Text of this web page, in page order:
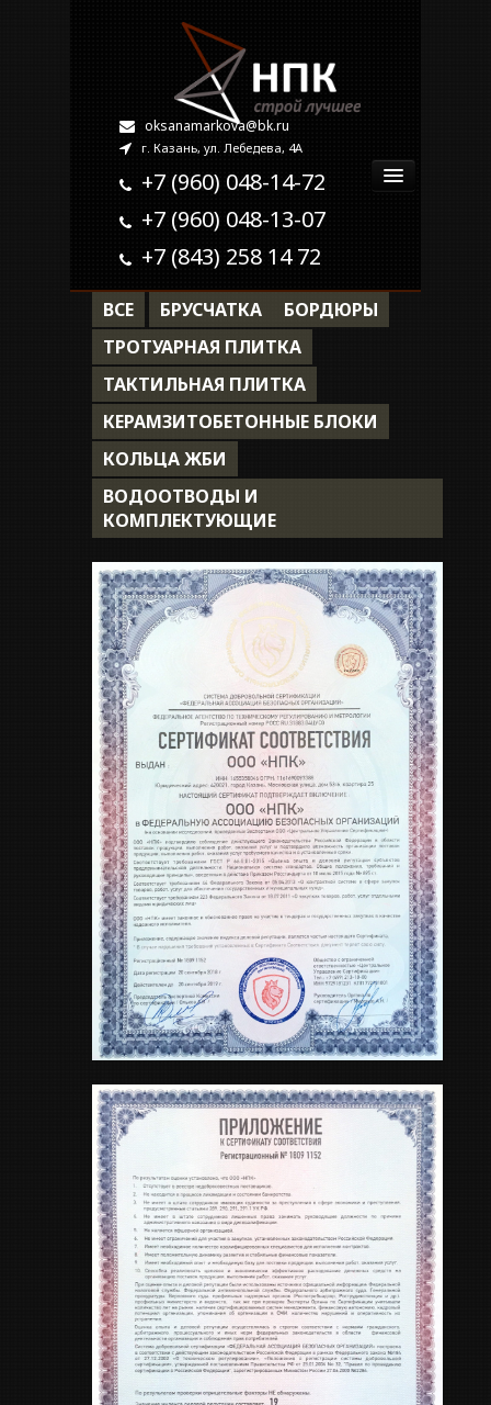
oksanamarkova@bk.ru
г. Казань, ул. Лебедева, 4А
+7 (960) 048-14-72
+7 (960) 048-13-07
+7 (843) 258 14 72
Главная
Продукция
Наши работы
Контакты
Доставка
Укладка
ВСЕ БРУСЧАТКА
БОРДЮРЫ
ТРОТУАРНАЯ ПЛИТКА
ТАКТИЛЬНАЯ ПЛИТКА
КЕРАМЗИТОБЕТОННЫЕ БЛОКИ
КОЛЬЦА ЖБИ
ВОДООТВОДЫ И
КОМПЛЕКТУЮЩИЕ